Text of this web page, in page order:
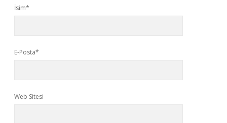
İsim*
E-Posta*
Web Sitesi